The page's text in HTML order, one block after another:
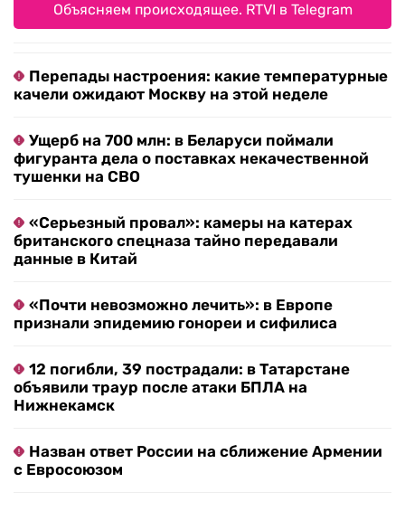
Объясняем происходящее. RTVI в Telegram
Перепады настроения: какие температурные
качели ожидают Москву на этой неделе
Ущерб на 700 млн: в Беларуси поймали
фигуранта дела о поставках некачественной
тушенки на СВО
«Серьезный провал»: камеры на катерах
британского спецназа тайно передавали
данные в Китай
«Почти невозможно лечить»: в Европе
признали эпидемию гонореи и сифилиса
12 погибли, 39 пострадали: в Татарстане
объявили траур после атаки БПЛА на
Нижнекамск
Назван ответ России на сближение Армении
с Евросоюзом